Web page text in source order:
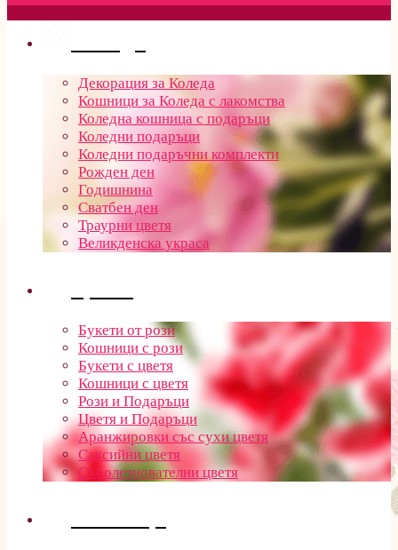
Декорация за Коледа
Кошници за Коледа с лакомства
Коледна кошница с подаръци
Коледни подаръци
Коледни подаръчни комплекти
Рожден ден
Годишнина
Сватбен ден
Траурни цветя
Великденска украса
Букети от рози
Кошници с рози
Букети с цветя
Кошници с цветя
Рози и Подаръци
Цветя и Подаръци
Аранжировки със сухи цветя
Саксийни цветя
Съболезнователни цветя